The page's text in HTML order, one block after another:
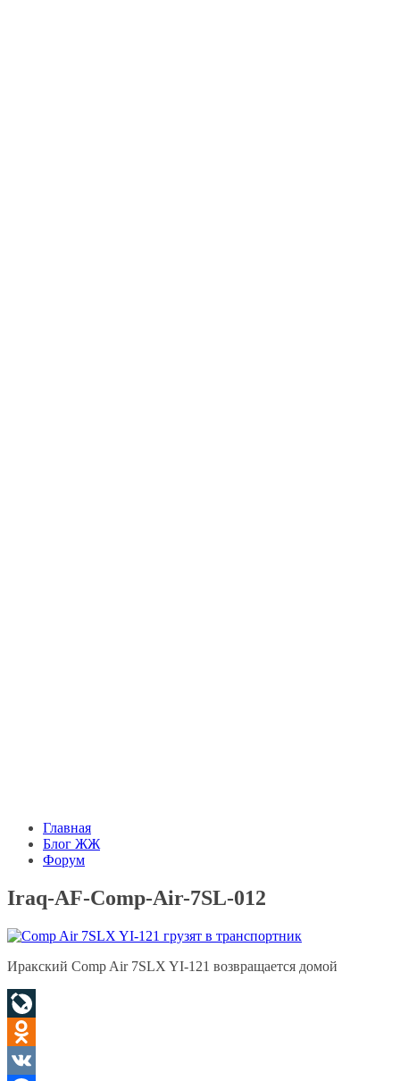
Главная
Блог ЖЖ
Форум
Iraq-AF-Comp-Air-7SL-012
Иракский Comp Air 7SLX YI-121 возвращается домой
LiveJournal
Odnoklassniki